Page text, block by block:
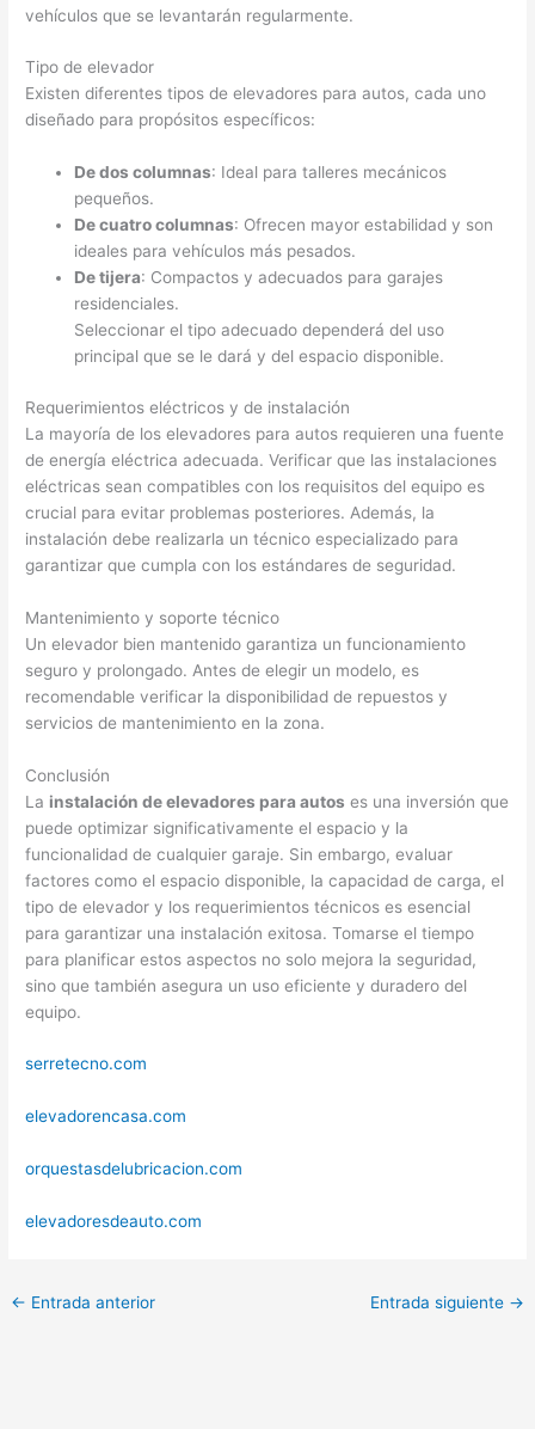
vehículos que se levantarán regularmente.
Tipo de elevador
Existen diferentes tipos de elevadores para autos, cada uno
diseñado para propósitos específicos:
De dos columnas: Ideal para talleres mecánicos
pequeños.
De cuatro columnas: Ofrecen mayor estabilidad y son
ideales para vehículos más pesados.
De tijera: Compactos y adecuados para garajes
residenciales.
Seleccionar el tipo adecuado dependerá del uso
principal que se le dará y del espacio disponible.
Requerimientos eléctricos y de instalación
La mayoría de los elevadores para autos requieren una fuente
de energía eléctrica adecuada. Verificar que las instalaciones
eléctricas sean compatibles con los requisitos del equipo es
crucial para evitar problemas posteriores. Además, la
instalación debe realizarla un técnico especializado para
garantizar que cumpla con los estándares de seguridad.
Mantenimiento y soporte técnico
Un elevador bien mantenido garantiza un funcionamiento
seguro y prolongado. Antes de elegir un modelo, es
recomendable verificar la disponibilidad de repuestos y
servicios de mantenimiento en la zona.
Conclusión
La instalación de elevadores para autos es una inversión que
puede optimizar significativamente el espacio y la
funcionalidad de cualquier garaje. Sin embargo, evaluar
factores como el espacio disponible, la capacidad de carga, el
tipo de elevador y los requerimientos técnicos es esencial
para garantizar una instalación exitosa. Tomarse el tiempo
para planificar estos aspectos no solo mejora la seguridad,
sino que también asegura un uso eficiente y duradero del
equipo.
serretecno.com
elevadorencasa.com
orquestasdelubricacion.com
elevadoresdeauto.com
← Entrada anterior Entrada siguiente →